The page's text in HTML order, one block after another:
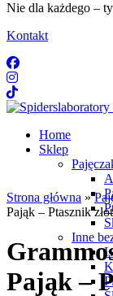
Nie dla każdego –
Kontakt
Home
Sklep
Inne
Strona główna »
Pająk – Ptasznik
Pająk –